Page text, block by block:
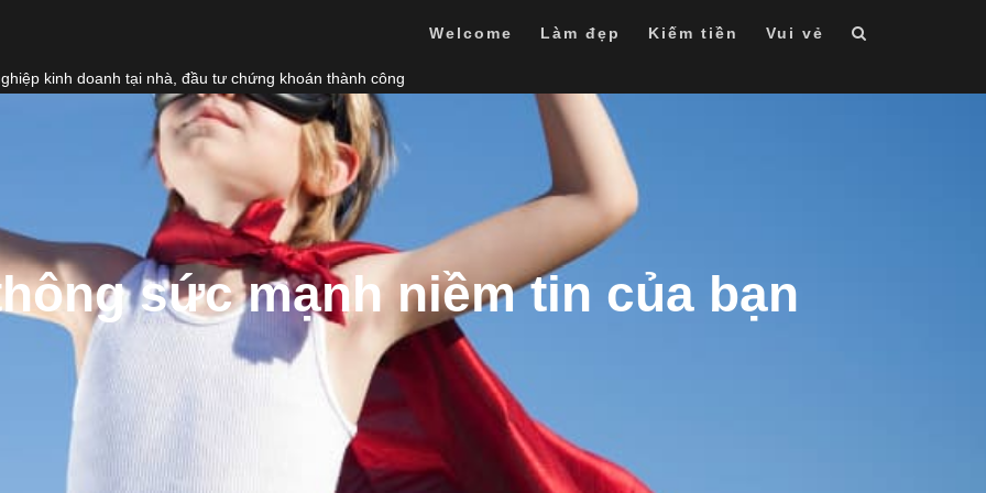
kinh doanh tại nhà, đầu tư chứng khoán thành công
Welcome Làm đẹp Kiếm tiền Vui vẻ
sức mạnh niềm tin của bạn